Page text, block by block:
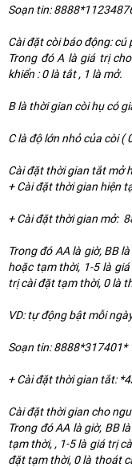
Soạn tin:
Cài đặt còi báo động:
Trong đó A là giá trị
khiển : 0 là tắt , 1 là mở.
B là thời gian còi hụ có
C là độ lớn nhỏ của còi (
Cài đặt thời gian tắt mở
+ Cài đặt thời gian hiện
+ Cài đặt thời gian mở:
Trong đó AA là giờ, BB
hoặc tạm thời, 1-5 là
trị cài đặt tạm thời, 0 là
VD: tự động bật mỗi
Soạn tin: 8888*317401*
+ Cài đặt thời gian tắt:
Cài đặt thời gian cho
Trong đó AA là giờ, BB
tạm thời, , 1-5 là giá trị
đặt tạm thời, 0 là thoát